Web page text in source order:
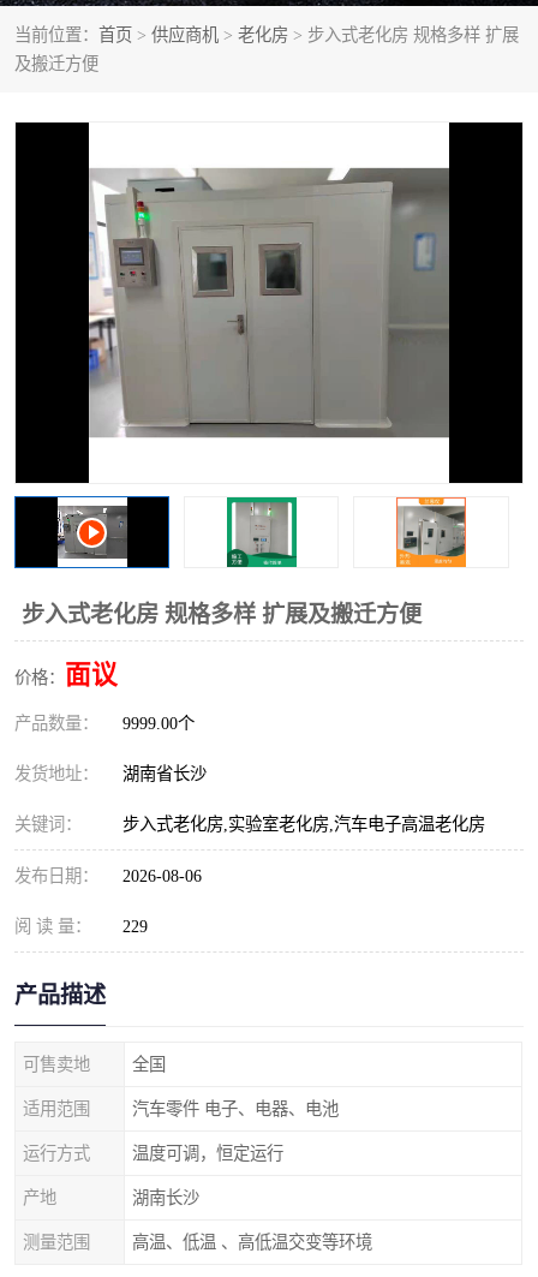
当前位置： 首页 > 供应商机 > 老化房 > 步入式老化房 规格多样 扩展
及搬迁方便
步入式老化房 规格多样 扩展及搬迁方便
价格： 面议
产品数量： 9999.00个
发货地址： 湖南省长沙
关键词： 步入式老化房,实验室老化房,汽车电子高温老化房
发布日期： 2026-08-06
阅 读 量： 229
产品描述
可售卖地 全国
适用范围 汽车零件 电子、电器、电池
运行方式 温度可调，恒定运行
产地 湖南长沙
测量范围 高温、低温 、高低温交变等环境